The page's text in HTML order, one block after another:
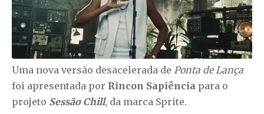
Uma nova versão desacelerada de Ponta de Lança
foi apresentada por Rincon Sapiência para o
projeto Sessão Chill, da marca Sprite.